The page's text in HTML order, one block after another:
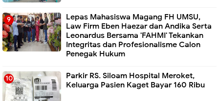
Lepas Mahasiswa Magang FH UMSU,
Law Firm Eben Haezar dan Andika Serta
Leonardus Bersama 'FAHMI' Tekankan
Integritas dan Profesionalisme Calon
Penegak Hukum
Parkir RS. Siloam Hospital Meroket,
Keluarga Pasien Kaget Bayar 160 Ribu